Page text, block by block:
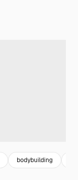
bodybuilding